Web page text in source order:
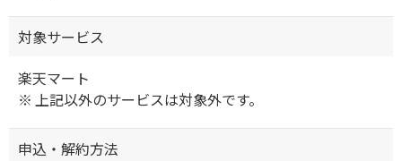
対象サービス
楽天マート
上記以外のサービスは対象外です。
申込・解約方法